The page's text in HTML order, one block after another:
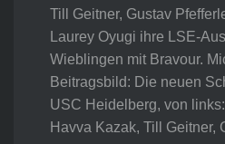
Till Geitner, Gustav
Laurey Oyugi ihre LSE-
Wieblingen mit Bravour.
Beitragsbild: Die neuen
USC Heidelberg, von
Havva Kazak, Till Geitner,